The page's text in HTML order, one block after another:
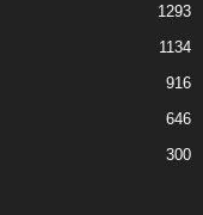
1293
1134
916
646
300